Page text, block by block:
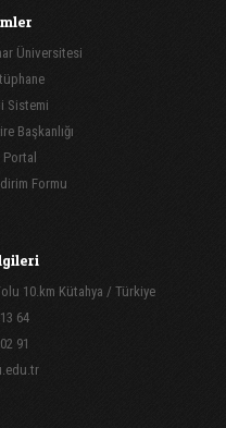
Üniversitesi
Sistemi
Başkanlığı
Formu
10.km Kütahya / Türkiye
64
91